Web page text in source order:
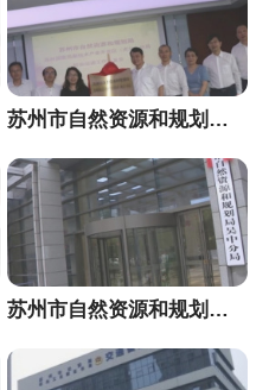
苏州市自然资源和规划局高新区分局
苏州市自然资源和规划局吴中分局